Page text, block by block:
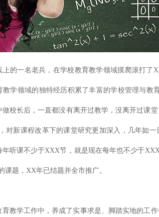
上的一名老兵，在学校教育教学领域摸爬滚打了
教学领域的独特经历积累了丰富的学校管理与教
校长后，一直都没有离开过教学，没离开过课
对新课程改革下的课堂研究更加深入，几年如一
年听课不少于XXX节，就是现在每年也不少于
课题，XX年已结题并全市推广。
育教学工作中，养成了实事求是、脚踏实地的工